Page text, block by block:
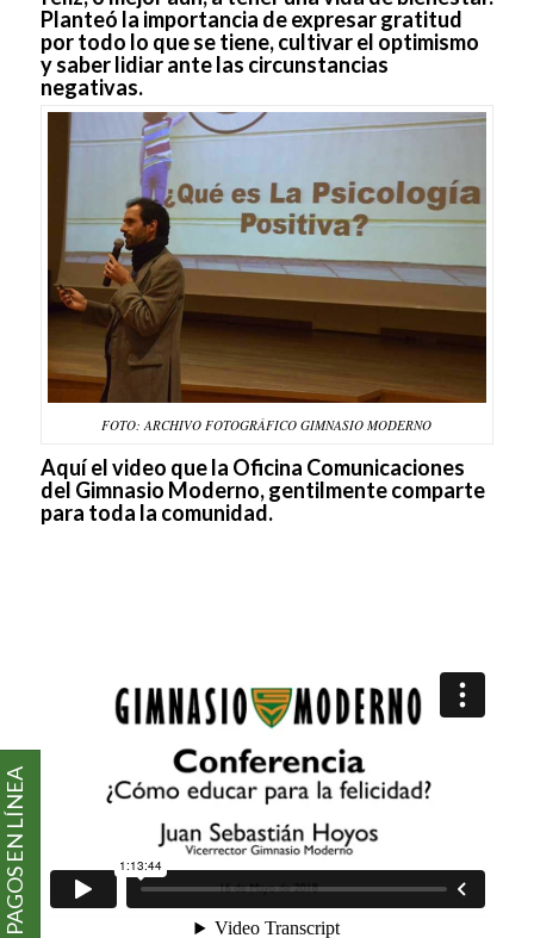
Planteó la importancia de expresar gratitud
por todo lo que se tiene, cultivar el optimismo
y saber lidiar ante las circunstancias
negativas.
FOTO: ARCHIVO FOTOGRÁFICO GIMNASIO MODERNO
Aquí el video que la Oficina Comunicaciones
del Gimnasio Moderno, gentilmente comparte
para toda la comunidad.
PAGOS EN LÍNEA